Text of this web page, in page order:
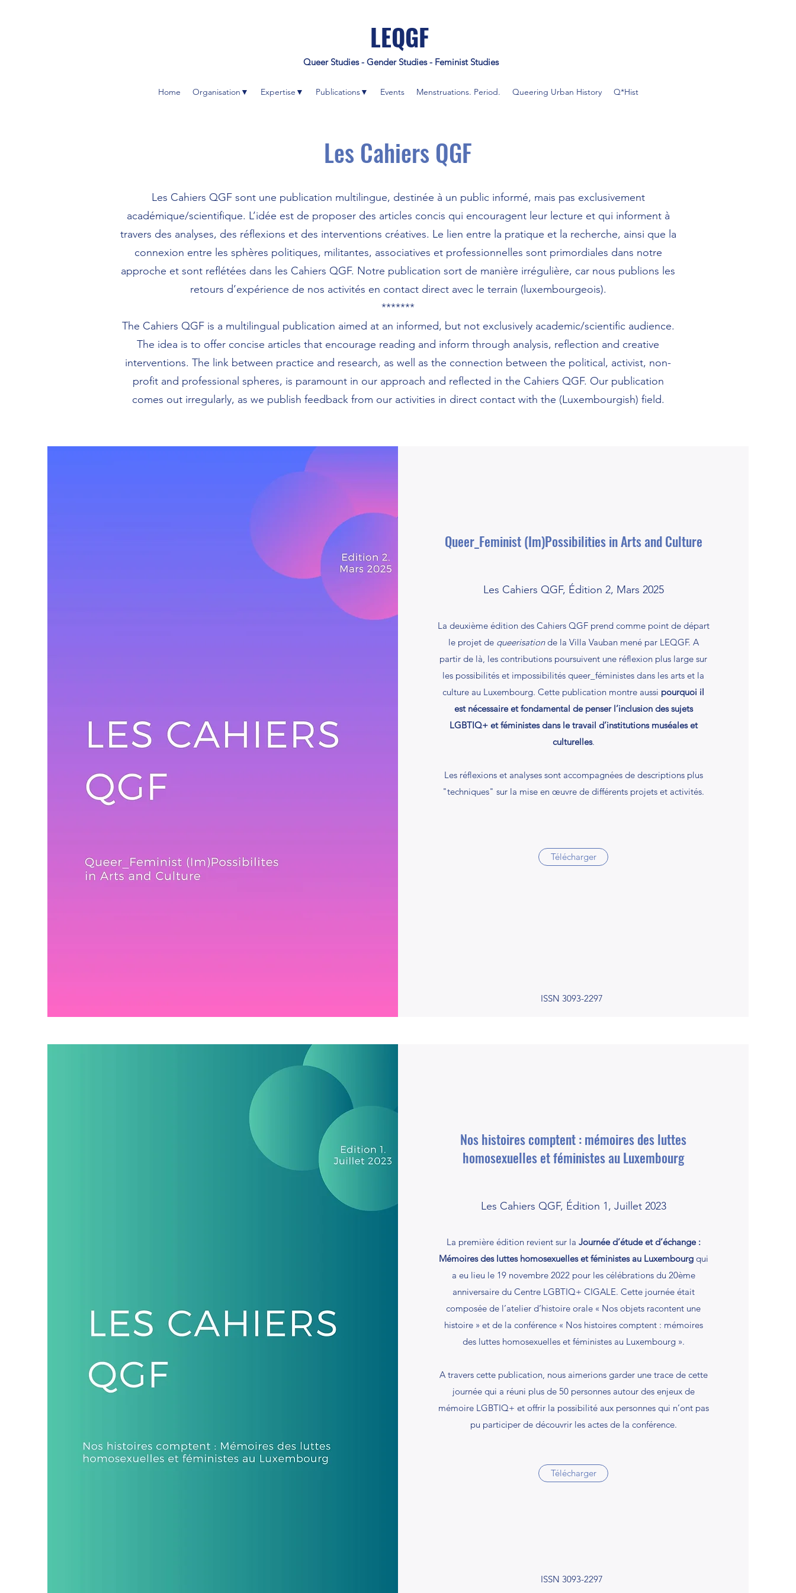
LEQGF
Queer Studies - Gender Studies - Feminist Studies
Home Organisation▼ Expertise▼ Publications▼ Events Menstruations. Period. Queering Urban History Q*Hist
Les Cahiers QGF
Les Cahiers QGF sont une publication multilingue, destinée à un public informé, mais pas exclusivement
académique/scientifique. L’idée est de proposer des articles concis qui encouragent leur lecture et qui informent à
travers des analyses, des réflexions et des interventions créatives. Le lien entre la pratique et la recherche, ainsi que la
connexion entre les sphères politiques, militantes, associatives et professionnelles sont primordiales dans notre
approche et sont reflétées dans les Cahiers QGF. Notre publication sort de manière irrégulière, car nous publions les
retours d’expérience de nos activités en contact direct avec le terrain (luxembourgeois).
*******
The Cahiers QGF is a multilingual publication aimed at an informed, but not exclusively academic/scientific audience.
The idea is to offer concise articles that encourage reading and inform through analysis, reflection and creative
interventions. The link between practice and research, as well as the connection between the political, activist, non-
profit and professional spheres, is paramount in our approach and reflected in the Cahiers QGF. Our publication
comes out irregularly, as we publish feedback from our activities in direct contact with the (Luxembourgish) field.
Queer_Feminist (Im)Possibilities in Arts and Culture
Les Cahiers QGF, Édition 2, Mars 2025
La deuxième édition des Cahiers QGF prend comme point de départ
le projet de queerisationde la Villa Vauban mené par LEQGF. A
partir de là, les contributions poursuivent une réflexion plus large sur
les possibilités et impossibilités queer_féministes dans les arts et la
culture au Luxembourg. Cette publication montre aussi pourquoi il
est nécessaire et fondamental de penser l’inclusion des sujets
LGBTIQ+ et féministes dans le travail d’institutions muséales et
culturelles.
Les réflexions et analyses sont accompagnées de descriptions plus
"techniques" sur la mise en œuvre de différents projets et activités.
Télécharger
ISSN 3093-2297
Nos histoires comptent : mémoires des luttes
homosexuelles et féministes au Luxembourg
Les Cahiers QGF, Édition 1, Juillet 2023
La première édition revient sur la Journée d’étude et d’échange :
Mémoires des luttes homosexuelles et féministes au Luxembourgqui
a eu lieu le 19 novembre 2022 pour les célébrations du 20ème
anniversaire du Centre LGBTIQ+ CIGALE. Cette journée était
composée de l’atelier d’histoire orale « Nos objets racontent une
histoire » et de la conférence « Nos histoires comptent : mémoires
des luttes homosexuelles et féministes au Luxembourg ».
A travers cette publication, nous aimerions garder une trace de cette
journée qui a réuni plus de 50 personnes autour des enjeux de
mémoire LGBTIQ+ et offrir la possibilité aux personnes qui n’ont pas
pu participer de découvrir les actes de la conférence.
Télécharger
ISSN 3093-2297